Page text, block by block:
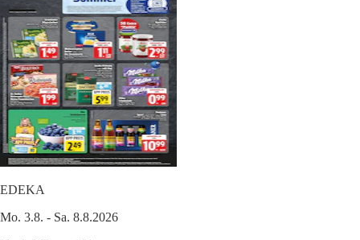
EDEKA
Mo. 3.8. - Sa. 8.8.2026